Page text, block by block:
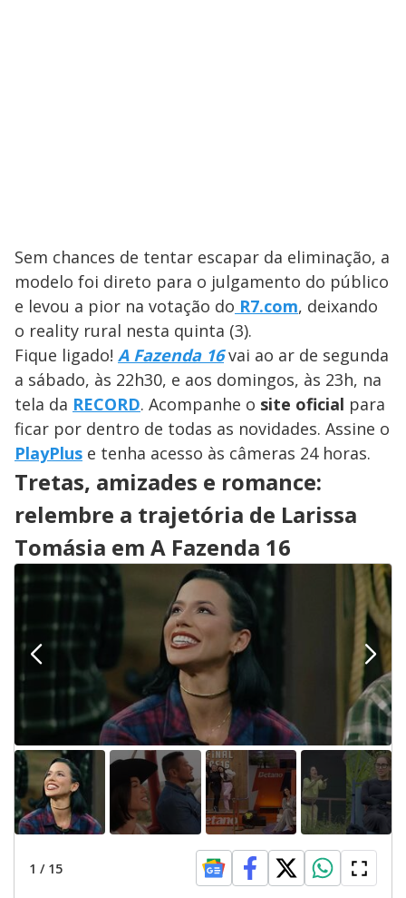
Sem chances de tentar escapar da eliminação, a
modelo foi direto para o julgamento do público
e levou a pior na votação do R7.com, deixando
o reality rural nesta quinta (3).
Fique ligado! A Fazenda 16 vai ao ar de segunda
a sábado, às 22h30, e aos domingos, às 23h, na
tela da RECORD. Acompanhe o site oficial para
ficar por dentro de todas as novidades. Assine o
PlayPlus e tenha acesso às câmeras 24 horas.
Tretas, amizades e romance:
relembre a trajetória de Larissa
Tomásia em A Fazenda 16
1 / 15